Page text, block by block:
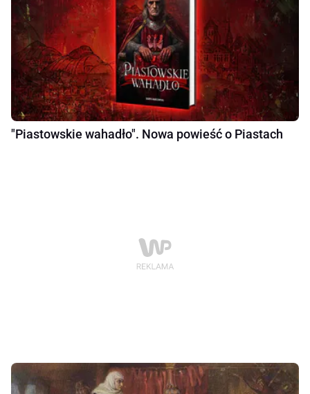
"Piastowskie wahadło". Nowa powieść o Piastach